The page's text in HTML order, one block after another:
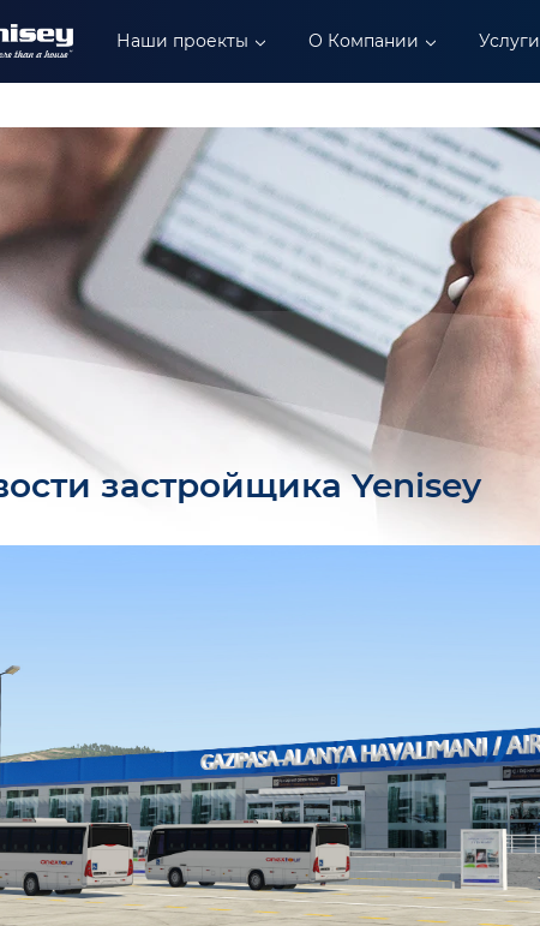
+90 549 402 88 89
Наши проекты О Компании Услуги
застройщика Yenisey